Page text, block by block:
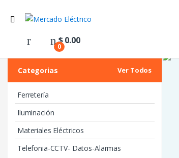
0
$0.00
Categorias Ver Todos
Ferretería
Iluminación
Materiales Eléctricos
Telefonia-CCTV- Datos-Alarmas